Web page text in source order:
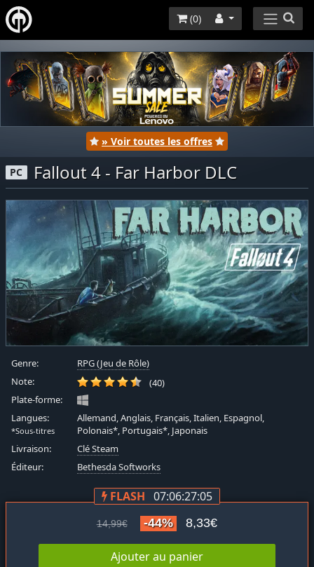
(0)
» Voir toutes les offres
PC Fallout 4 - Far Harbor DLC
Genre:
RPG (Jeu de Rôle)
Note:
(40)
Plate-forme:
Langues:
*Sous-titres
Allemand, Anglais, Français, Italien, Espagnol,
Polonais*, Portugais*, Japonais
Livraison:
Clé Steam
Éditeur:
Bethesda Softworks
FLASH 07:06:27:05
14,99€ -44% 8,33€
Ajouter au panier